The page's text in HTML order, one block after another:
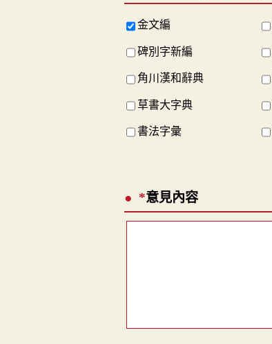
金文編
碑別字新編
角川漢和辭典
草書大字典
書法字彙
*意見內容